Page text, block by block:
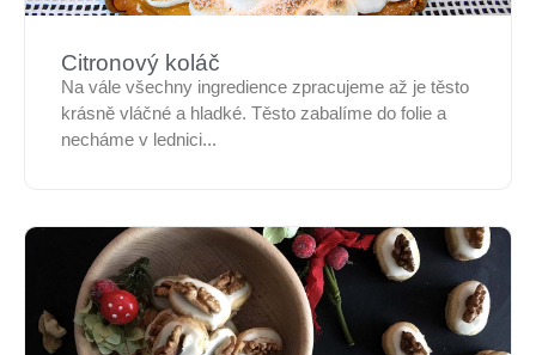
Citronový koláč
Na vále všechny ingredience zpracujeme až je těsto
krásně vláčné a hladké. Těsto zabalíme do folie a
necháme v lednici...